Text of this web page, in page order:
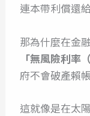
連本帶利償還
那為什麼在金
「無風險利率
府不會破產賴
這就像是在太